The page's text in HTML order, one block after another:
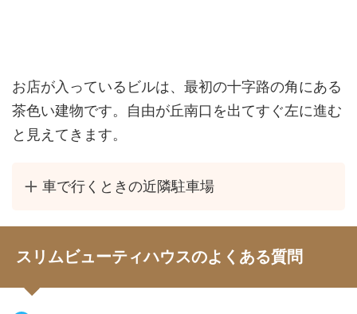
お店が入っているビルは、最初の十字路の角にある
茶色い建物です。自由が丘南口を出てすぐ左に進む
と見えてきます。
車で行くときの近隣駐車場
スリムビューティハウスのよくある質問